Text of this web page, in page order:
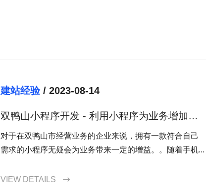
建站经验/ 2023-08-14
双鸭山小程序开发 - 利用小程序为业务增加价
值
对于在双鸭山市经营业务的企业来说，拥有一款符合自己
需求的小程序无疑会为业务带来一定的增益。。随着手机...
VIEW DETAILS 